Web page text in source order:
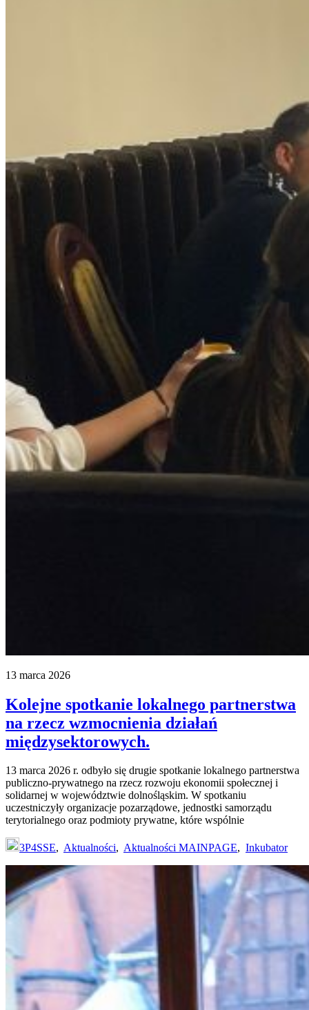
13 marca 2026
Kolejne spotkanie lokalnego partnerstwa
na rzecz wzmocnienia działań
międzysektorowych.
13 marca 2026 r. odbyło się drugie spotkanie lokalnego partnerstwa
publiczno-prywatnego na rzecz rozwoju ekonomii społecznej i
solidarnej w województwie dolnośląskim. W spotkaniu
uczestniczyły organizacje pozarządowe, jednostki samorządu
terytorialnego oraz podmioty prywatne, które wspólnie
3P4SSE, Aktualności, Aktualności MAINPAGE, Inkubator